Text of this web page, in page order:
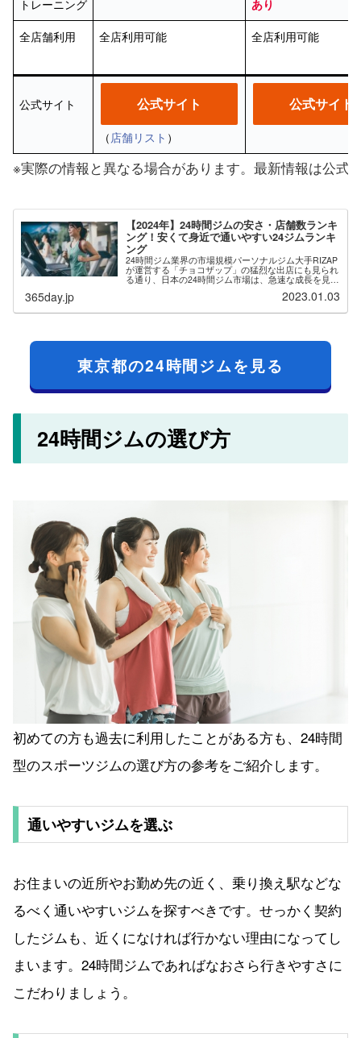
トレーニング あり
全店舗利用 全店利用可能 全店利用可能
公式サイト 公式サイト
（ 店舗リスト ）
公式サイト
※実際の情報と異なる場合があります。最新情報は公式
【2024年】24時間ジムの安さ・店舗数ランキ
ング！安くて身近で通いやすい24ジムランキ
ング
24時間ジム業界の市場規模パーソナルジム大手RIZAP
が運営する「チョコザップ」の猛烈な出店にも見られ
る通り、日本の24時間ジム市場は、急速な成長を見せ
ムの導入により、運営コストを下げた低価格...
365day.jp 2023.01.03
東京都の24時間ジムを見る
24時間ジムの選び方
初めての方も過去に利用したことがある方も、24時間
型のスポーツジムの選び方の参考をご紹介します。
通いやすいジムを選ぶ
お住まいの近所やお勤め先の近く、乗り換え駅などな
るべく通いやすいジムを探すべきです。せっかく契約
したジムも、近くになければ行かない理由になってし
まいます。24時間ジムであればなおさら行きやすさに
こだわりましょう。